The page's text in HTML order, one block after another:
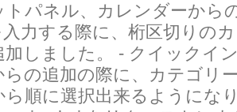
トパネル、カレンダーから
力する際に、桁区切りの
加しました。 - クイックイ
らの追加の際に、カテゴリ
順に選択出来るようにな